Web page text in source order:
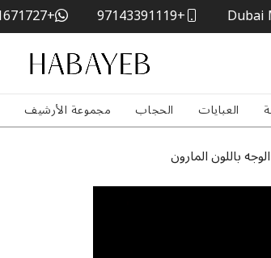
Dubai
+97143391119
+971561671727
العبايات الحجاب مجموعة الأرشيف
باللون المارون